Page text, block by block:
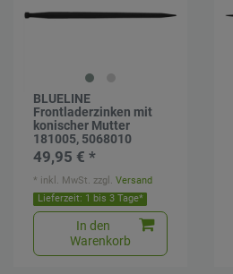
BLUELINE
Frontladerzinken mit
konischer Mutter
181005, 5068010
49,95 € *
Lieferzeit: 1 bis 3 Tage*
In den
Warenkorb
* inkl. MwSt. zzgl.Versand